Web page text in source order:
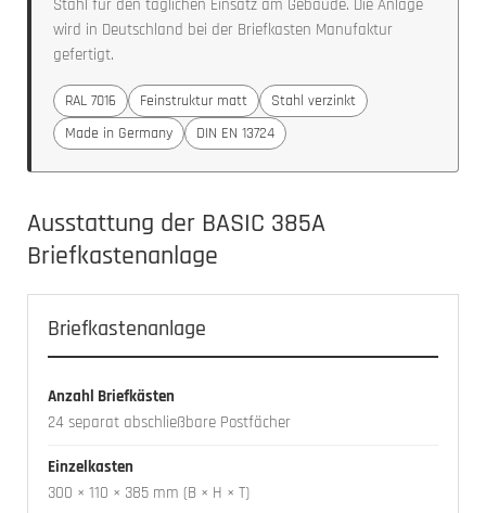
Stahl für den täglichen Einsatz am Gebäude. Die Anlage
wird in Deutschland bei der Briefkasten Manufaktur
gefertigt.
RAL 7016 Feinstruktur matt
Stahl verzinkt
Made in Germany
DIN EN 13724
Ausstattung der BASIC 385A
Briefkastenanlage
Briefkastenanlage
Anzahl Briefkästen
24 separat abschließbare Postfächer
Einzelkasten
300 × 110 × 385 mm (B × H × T)